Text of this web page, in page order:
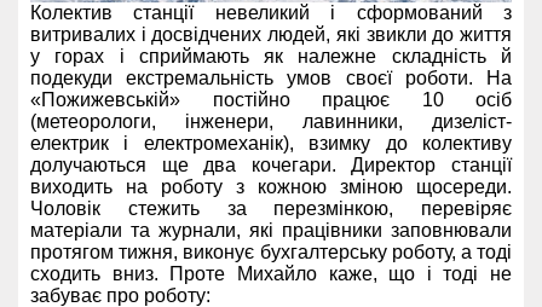
Колектив станції невеликий і сформований з
витривалих і досвідчених людей, які звикли до життя
у горах і сприймають як належне складність й
подекуди екстремальність умов своєї роботи. На
«Пожижевській» постійно працює 10 осіб
(метеорологи, інженери, лавинники, дизеліст-
електрик і електромеханік), взимку до колективу
долучаються ще два кочегари. Директор станції
виходить на роботу з кожною зміною щосереди.
Чоловік стежить за перезмінкою, перевіряє
матеріали та журнали, які працівники заповнювали
протягом тижня, виконує бухгалтерську роботу, а тоді
сходить вниз. Проте Михайло каже, що і тоді не
забуває про роботу: